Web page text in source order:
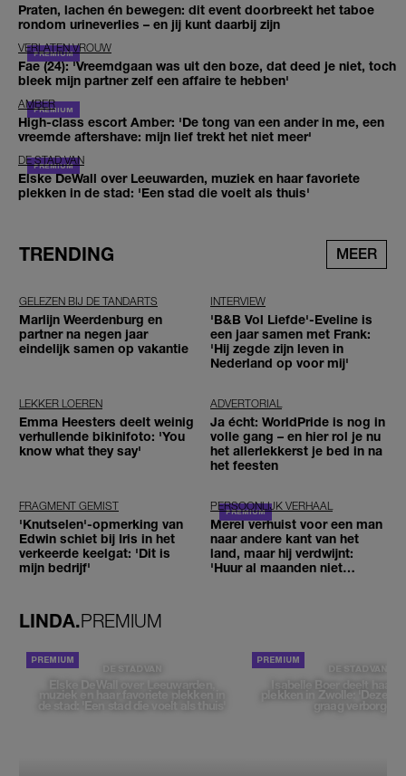
Praten, lachen én bewegen: dit event doorbreekt het taboe
rondom urineverlies – en jij kunt daarbij zijn
VERLATEN VROUW
Fae (24): 'Vreemdgaan was uit den boze, dat deed je niet, toch
bleek mijn partner zelf een affaire te hebben'
AMBER
High-class escort Amber: 'De tong van een ander in me, een
vreemde aftershave: mijn lief trekt het niet meer'
DE STAD VAN
Elske DeWall over Leeuwarden, muziek en haar favoriete
plekken in de stad: 'Een stad die voelt als thuis'
TRENDING MEER
GELEZEN BIJ DE TANDARTS
Marlijn Weerdenburg en
partner na negen jaar
eindelijk samen op vakantie
INTERVIEW
'B&B Vol Liefde'-Eveline is
een jaar samen met Frank:
'Hij zegde zijn leven in
Nederland op voor mij'
LEKKER LOEREN
Emma Heesters deelt weinig
verhullende bikinifoto: 'You
know what they say'
ADVERTORIAL
Ja écht: WorldPride is nog in
volle gang – en hier rol je nu
het allerlekkerst je bed in na
het feesten
FRAGMENT GEMIST
'Knutselen'-opmerking van
Edwin schiet bij Iris in het
verkeerde keelgat: 'Dit is
mijn bedrijf'
PERSOONLIJK VERHAAL
Merel verhuist voor een man
naar andere kant van het
land, maar hij verdwijnt:
'Huur al maanden niet
LINDA.PREMIUM
DE STAD VAN
Elske DeWall over Leeuwarden,
muziek en haar favoriete plekken in
de stad: 'Een stad die voelt als thuis'
DE STAD VAN
Isabelle Boer deelt haar
plekken in Zwolle: 'Deze
graag verborgen'